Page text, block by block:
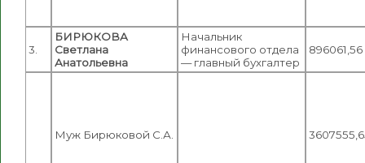
3.
БИРЮКОВА
Светлана
Анатольевна
Начальник
финансового отдела
— главный бухгалтер
896061,56
Муж Бирюковой С.А.